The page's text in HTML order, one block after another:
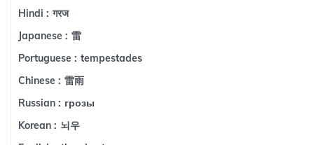
Hindi : गरज
Japanese : 雷
Portuguese : tempestades
Chinese : 雷雨
Russian : грозы
Korean : 뇌우